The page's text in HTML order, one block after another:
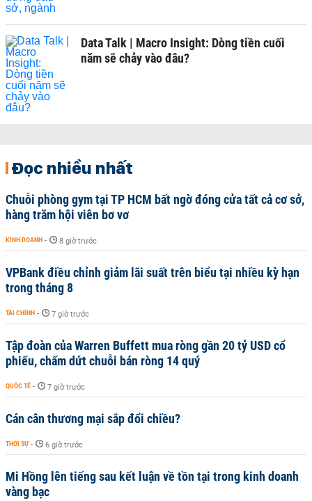
Data Talk | Macro Insight: Dòng tiền cuối
năm sẽ chảy vào đâu?
Đọc nhiều nhất
Chuỗi phòng gym tại TP HCM bất ngờ đóng cửa tất cả cơ sở,
hàng trăm hội viên bơ vơ
KINH DOANH - 8 giờ trước
VPBank điều chỉnh giảm lãi suất trên biểu tại nhiều kỳ hạn
trong tháng 8
TÀI CHÍNH - 7 giờ trước
Tập đoàn của Warren Buffett mua ròng gần 20 tỷ USD cổ
phiếu, chấm dứt chuỗi bán ròng 14 quý
QUỐC TẾ - 7 giờ trước
Cán cân thương mại sắp đổi chiều?
THỜI SỰ - 6 giờ trước
Mi Hồng lên tiếng sau kết luận về tồn tại trong kinh doanh
vàng bạc